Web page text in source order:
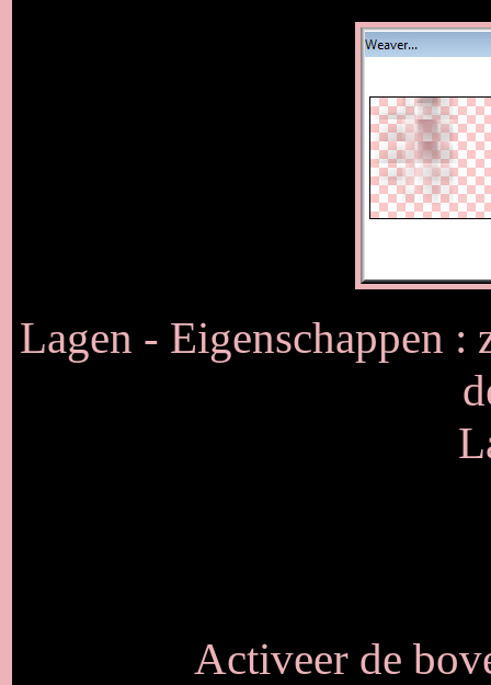
Lagen - Eigenschappen :
Activeer de